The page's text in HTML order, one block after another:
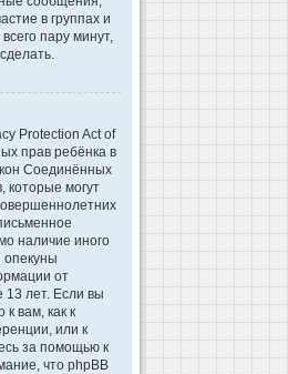
в группах и
пару минут,
Protection Act of
прав ребёнка в
Соединённых
которые могут
наличие иного
опекуны
от
лет. Если вы
вам, как к
или к
за помощью к
что phpBB